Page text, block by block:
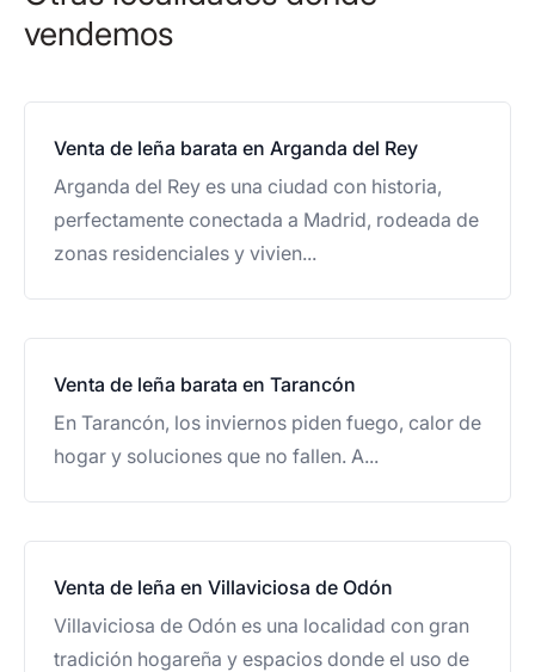
Si tienes dudas, te ayudamos a elegir lo que mejor
vendemos
Venta de leña barata en Arganda del Rey
Arganda del Rey es una ciudad con historia,
perfectamente conectada a Madrid, rodeada de
zonas residenciales y vivien...
Venta de leña barata en Tarancón
En Tarancón, los inviernos piden fuego, calor de
hogar y soluciones que no fallen. A...
Venta de leña en Villaviciosa de Odón
Villaviciosa de Odón es una localidad con gran
tradición hogareña y espacios donde el uso de